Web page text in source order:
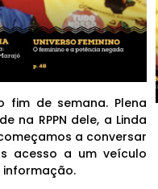
fim de semana. Plena
na RPPN dele, a Linda
a conversar
acesso a um veículo
informação.